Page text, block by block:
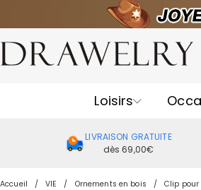
Loisirs
LIVRAISON GRATUITE
dès 69,00€
Accueil VIE Ornements en bois Clip pour